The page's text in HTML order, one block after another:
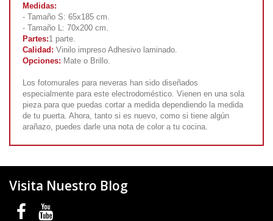
Medidas:
- Tamaño S: 65x185 cm.
- Tamaño L: 70x200 cm.
Partes:1 parte.
Calidad: Vinilo impreso Adhesivo laminado.
Opciones: Mate o Brillo.
Los fotomurales para neveras han sido diseñados
especialmente para este electrodoméstico. Vienen en una sola
pieza para que puedas cortar a medida dependiendo la medida
de tu puerta. Ahora, tanto si es nuevo, como si tiene algún
arañazo, puedes darle una nota de color a tu cocina.
Visita Nuestro Blog